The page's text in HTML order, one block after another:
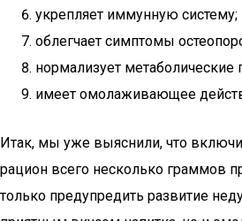
укрепляет иммунную систему;
облегчает симптомы
нормализует метаболические
имеет омолаживающее
Итак, мы уже выяснили, что
рацион всего несколько граммов
только предупредить развитие